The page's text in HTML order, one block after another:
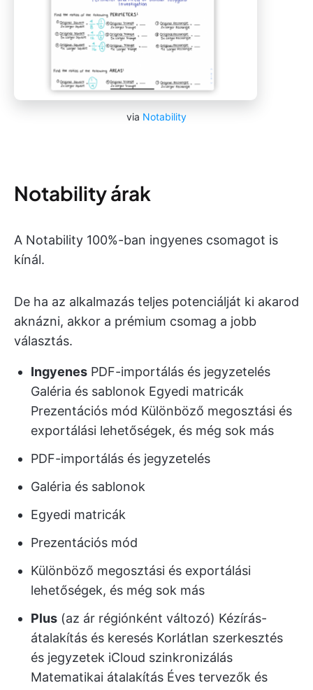
via Notability
Notability árak
A Notability 100%-ban ingyenes csomagot is
kínál.
De ha az alkalmazás teljes potenciálját ki akarod
aknázni, akkor a prémium csomag a jobb
választás.
Ingyenes PDF-importálás és jegyzetelés
Galéria és sablonok Egyedi matricák
Prezentációs mód Különböző megosztási és
exportálási lehetőségek, és még sok más
PDF-importálás és jegyzetelés
Galéria és sablonok
Egyedi matricák
Prezentációs mód
Különböző megosztási és exportálási
lehetőségek, és még sok más
Plus (az ár régiónként változó) Kézírás-
átalakítás és keresés Korlátlan szerkesztés
és jegyzetek iCloud szinkronizálás
Matematikai átalakítás Éves tervezők és